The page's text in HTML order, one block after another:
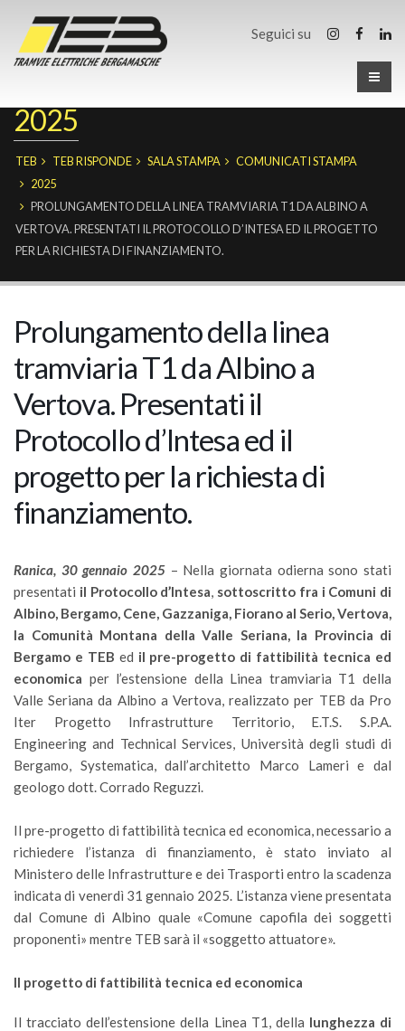
Seguici su
2025
TEB TEB RISPONDE SALA STAMPA
COMUNICATI STAMPA
2025
PROLUNGAMENTO DELLA LINEA TRAMVIARIA T1 DA ALBINO A
VERTOVA. PRESENTATI IL PROTOCOLLO D’INTESA ED IL PROGETTO
PER LA RICHIESTA DI FINANZIAMENTO.
Prolungamento della linea
tramviaria T1 da Albino a
Vertova. Presentati il
Protocollo d’Intesa ed il
progetto per la richiesta di
finanziamento.
Ranica, 30 gennaio 2025 – Nella giornata odierna sono stati
presentati il Protocollo d’Intesa, sottoscritto fra i Comuni di
Albino, Bergamo, Cene, Gazzaniga, Fiorano al Serio, Vertova,
la Comunità Montana della Valle Seriana, la Provincia di
Bergamo e TEB ed il pre-progetto di fattibilità tecnica ed
economica per l’estensione della Linea tramviaria T1 della
Valle Seriana da Albino a Vertova, realizzato per TEB da Pro
Iter Progetto Infrastrutture Territorio, E.T.S. S.P.A.
Engineering and Technical Services, Università degli studi di
Bergamo, Systematica, dall’architetto Marco Lameri e dal
geologo dott. Corrado Reguzzi.
Il pre-progetto di fattibilità tecnica ed economica, necessario a
richiedere l’istanza di finanziamento, è stato inviato al
Ministero delle Infrastrutture e dei Trasporti entro la scadenza
indicata di venerdì 31 gennaio 2025. L’istanza viene presentata
dal Comune di Albino quale «Comune capofila dei soggetti
proponenti» mentre TEB sarà il «soggetto attuatore».
Il progetto di fattibilità tecnica ed economica
Il tracciato dell’estensione della Linea T1, della lunghezza di